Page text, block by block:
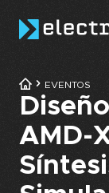
EVENTOS
AMD-